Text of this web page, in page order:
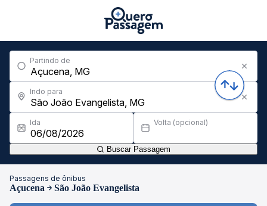
Partindo de
Indo para
Ida Volta (opcional)
Buscar Passagem
Passagens de ônibus
Açucena São João Evangelista